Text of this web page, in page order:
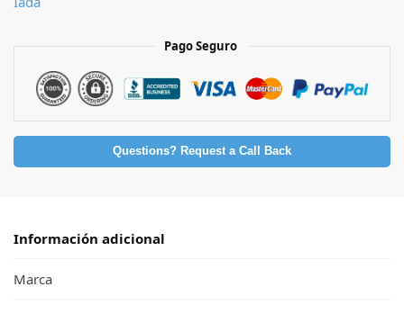
Pago Seguro
Questions? Request a Call Back
Información adicional
Marca